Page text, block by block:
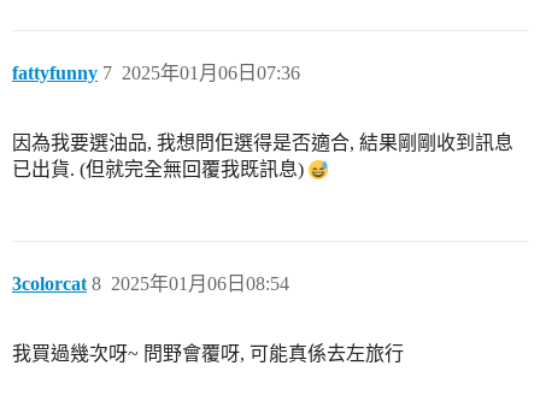
fattyfunny 2025年01月06日07:36
7
因為我要選油品, 我想問佢選得是否適合, 結果剛剛收到訊息
已出貨. (但就完全無回覆我既訊息)
3colorcat 2025年01月06日08:54
8
我買過幾次呀~ 問野會覆呀, 可能真係去左旅行